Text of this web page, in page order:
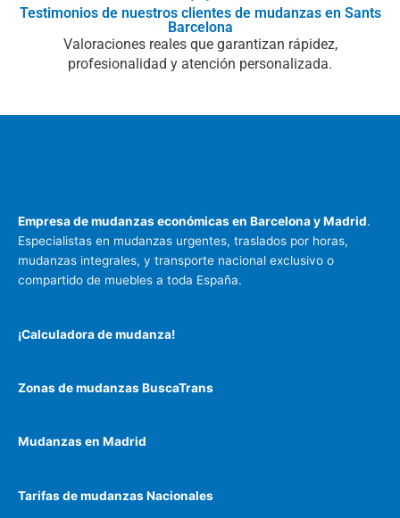
Testimonios de nuestros clientes de mudanzas en Sants
Barcelona
Valoraciones reales que garantizan rápidez,
profesionalidad y atención personalizada.
Empresa de mudanzaseconómicas en Barcelona y Madrid.
Especialistas en mudanzas urgentes, traslados por horas,
mudanzas integrales, y transporte nacional exclusivo o
compartido de muebles a toda España.
¡Calculadora de mudanza!
Zonas de mudanzas BuscaTrans
Mudanzas en Madrid
Tarifas de mudanzas Nacionales